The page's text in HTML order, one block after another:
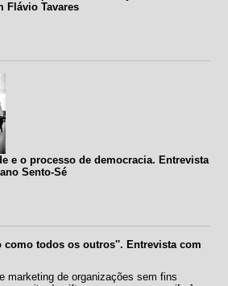
Flávio Tavares
e o processo de democracia. Entrevista
Sento-Sé
como todos os outros''. Entrevista com
marketing de organizações sem fins